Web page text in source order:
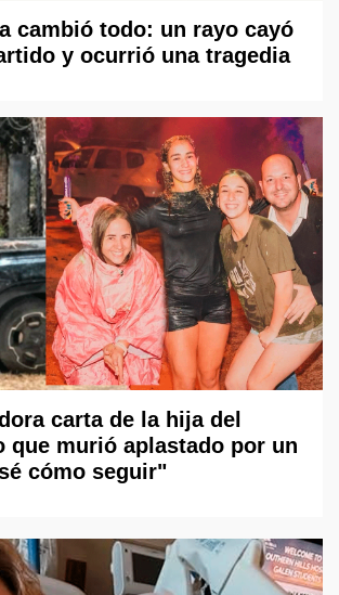
cambió todo: un rayo cayó
y ocurrió una tragedia
carta de la hija del
que murió aplastado por un
cómo seguir"